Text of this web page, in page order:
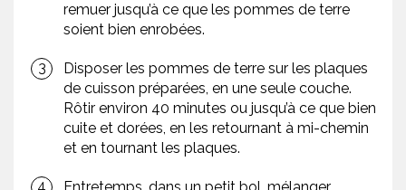
remuer jusqu’à ce que les pommes de terre
soient bien enrobées.
Disposer les pommes de terre sur les plaques
de cuisson préparées, en une seule couche.
Rôtir environ 40 minutes ou jusqu’à ce que bien
cuite et dorées, en les retournant à mi-chemin
et en tournant les plaques.